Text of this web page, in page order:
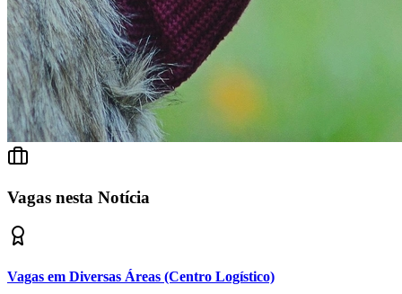
Fortaleza
Vagas nesta Notícia
Vagas em Diversas Áreas (Centro Logístico)